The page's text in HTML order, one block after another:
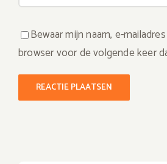
Bewaar mijn naam, e-
browser voor de volgende keer